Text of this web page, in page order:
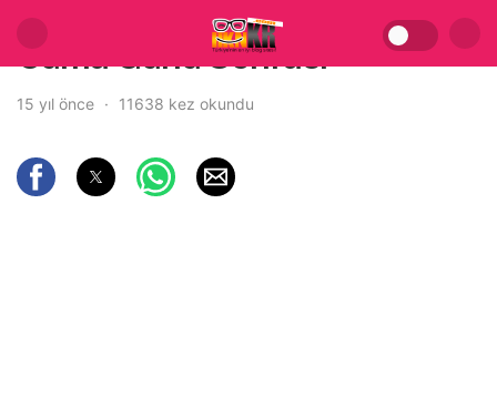
Cuma Günü Sonrası
15 yıl önce 11638 kez okundu